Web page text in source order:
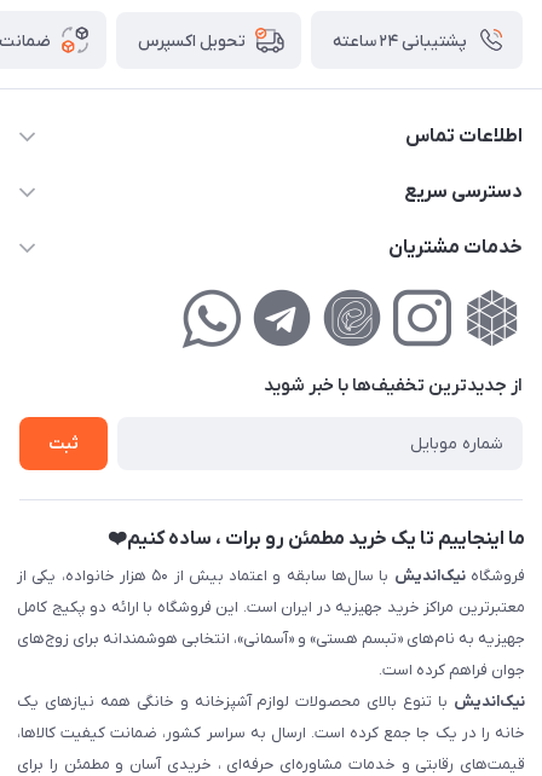
پشتیبانی ۲۴ ساعته تحویل اکسپرس ضمانت
اطلاعات تماس
02177111474
کوچه گلریز 4 غربی ، پلاک 13
دسترسی سریع
حساب کاربری
لیست محصولات
خدمات مشتریان
راهنمای‌خرید‌آنلاین
حریم خصوصی
فروش‌اقساطی
از جدید‌ترین تخفیف‌ها با‌ خبر شوید
ثبت
ما اینجاییم تا یک خرید مطمئن رو برات ، ساده کنیم❤️
فروشگاهنیک‌اندیش
با سال‌ها سابقه و اعتماد بیش از ۵۰ هزار خانواده، یکی از
معتبرترین مراکز خرید جهیزیه در ایران است. این فروشگاه با ارائه دو پکیج کامل
جهیزیه به نام‌های «تبسم هستی» و «آسمانی»، انتخابی هوشمندانه برای زوج‌های
جوان فراهم کرده است.
نیک‌اندیش با تنوع بالای محصولات لوازم آشپزخانه و خانگی همه نیازهای یک
خانه را در یک جا جمع کرده است. ارسال به سراسر کشور، ضمانت کیفیت کالاها،
قیمت‌های رقابتی و خدمات مشاوره‌ای حرفه‌ای ، خریدی آسان و مطمئن را برای